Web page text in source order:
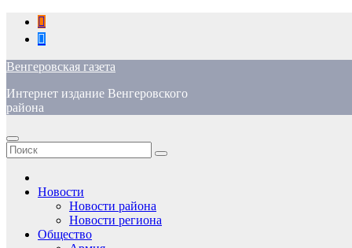
Перейти
содержимому
Венгеровская газета
Интернет издание Венгеровского
района
Новости
Новости района
Новости региона
Общество